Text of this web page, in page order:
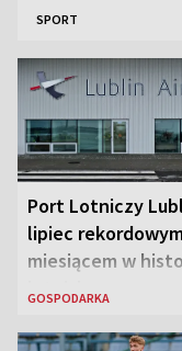
SPORT
Port Lotniczy
lipiec
miesiącem w
lotniska
GOSPODARKA